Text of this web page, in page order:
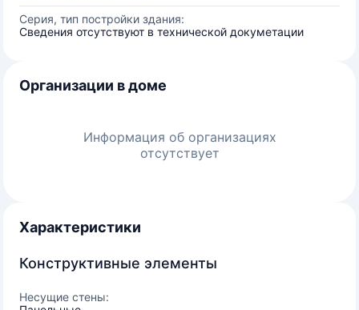
Серия, тип постройки здания:
Сведения отсутствуют в технической докуметации
Организации в доме
Информация об организациях
отсутствует
Характеристики
Конструктивные элементы
Несущие стены: